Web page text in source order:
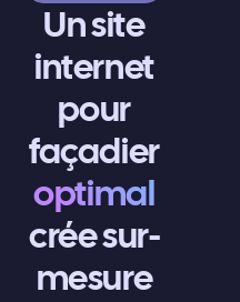
Un site
internet
pour
façadier
optimal
crée sur-
mesure